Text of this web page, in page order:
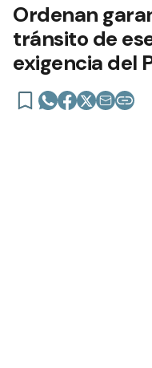
Ordenan
tránsito de
exigencia del